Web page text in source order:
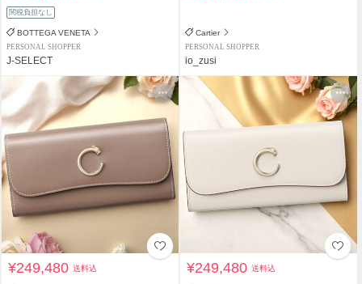
関税負担なし
BOTTEGA VENETA
PERSONAL SHOPPER
J-SELECT
Cartier
PERSONAL SHOPPER
io_zusi
¥249,480送料込 ¥249,480送料込